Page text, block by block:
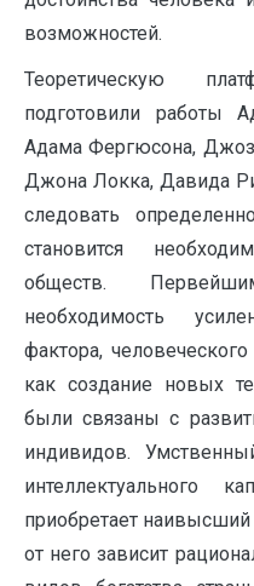
возможностей.
Теоретическую
подготовили работы
Адама Фергюсона,
Джона Локка, Давида
следовать
становится
обществ.
необходимость
фактора,
как создание новых
были связаны с
индивидов.
интеллектуального
приобретает наивысший
от него зависит